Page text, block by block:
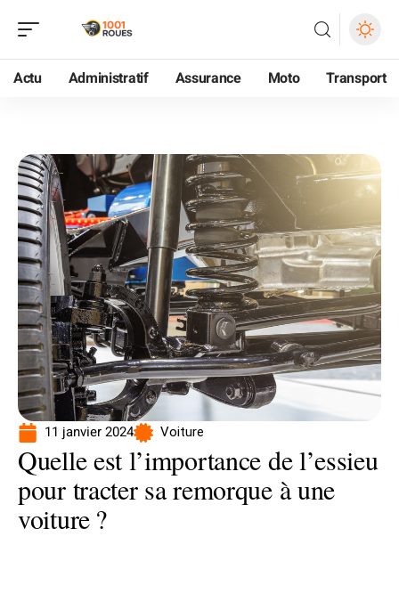
Actu Administratif Assurance Moto Transport
11 janvier 2024 Voiture
Quelle est l’importance de l’essieu
pour tracter sa remorque à une
voiture ?